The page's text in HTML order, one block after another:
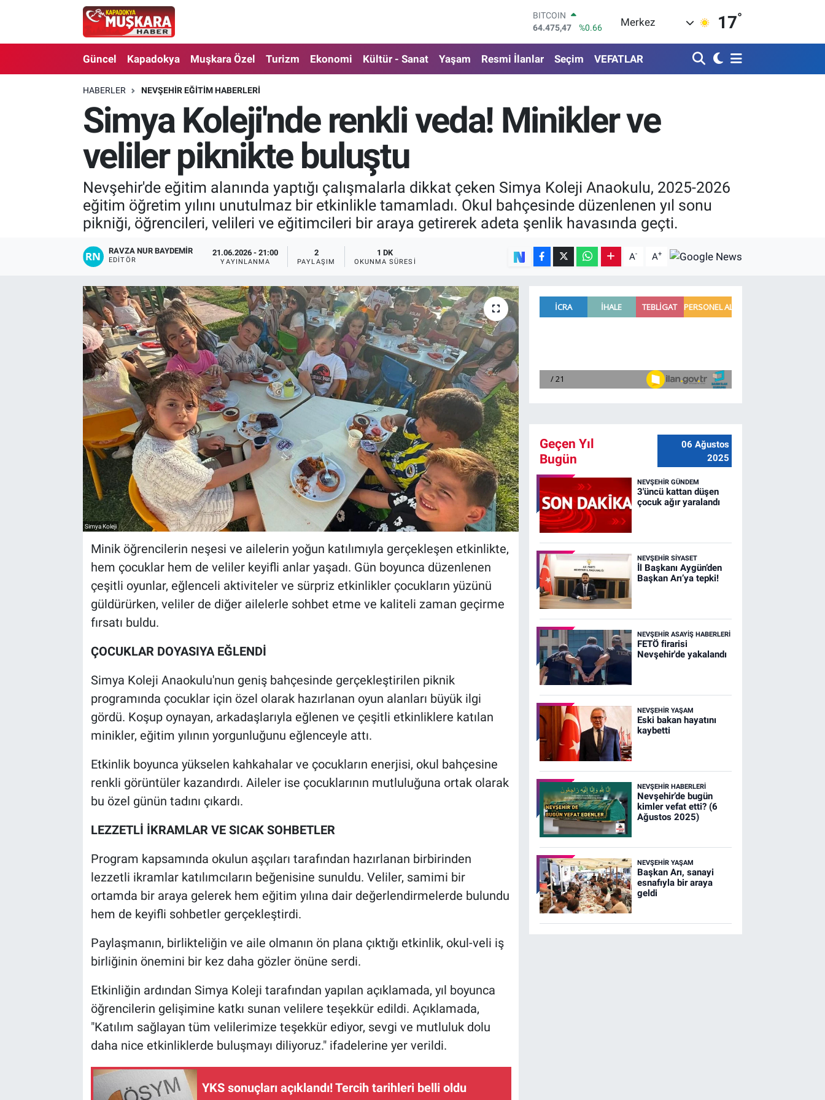
DOLAR
47,5971
%0.05
55,1336
%0.18
STERLİN
64,2534
%0.22
BİST100
%0
Merkez 17°
Güncel Kapadokya Muşkara Özel Turizm Ekonomi Kültür - Sanat Yaşam Resmi İlanlar Seçim VEFATLAR
HABERLER NEVŞEHIR EĞITIM HABERLERI
Simya Koleji'nde renkli veda! Minikler ve
veliler piknikte buluştu
Nevşehir'de eğitim alanında yaptığı çalışmalarla dikkat çeken Simya Koleji Anaokulu, 2025-2026
eğitim öğretim yılını unutulmaz bir etkinlikle tamamladı. Okul bahçesinde düzenlenen yıl sonu
pikniği, öğrencileri, velileri ve eğitimcileri bir araya getirerek adeta şenlik havasında geçti.
RAVZA NUR BAYDEMIR
EDITÖR
21.06.2026 - 21:00
YAYINLANMA
2
PAYLAŞIM
1 DK
OKUNMA SÜRESI A- A+
Simya Koleji
Minik öğrencilerin neşesi ve ailelerin yoğun katılımıyla gerçekleşen etkinlikte,
hem çocuklar hem de veliler keyifli anlar yaşadı. Gün boyunca düzenlenen
çeşitli oyunlar, eğlenceli aktiviteler ve sürpriz etkinlikler çocukların yüzünü
güldürürken, veliler de diğer ailelerle sohbet etme ve kaliteli zaman geçirme
fırsatı buldu.
ÇOCUKLAR DOYASIYA EĞLENDİ
Simya Koleji Anaokulu'nun geniş bahçesinde gerçekleştirilen piknik
programında çocuklar için özel olarak hazırlanan oyun alanları büyük ilgi
gördü. Koşup oynayan, arkadaşlarıyla eğlenen ve çeşitli etkinliklere katılan
minikler, eğitim yılının yorgunluğunu eğlenceyle attı.
Etkinlik boyunca yükselen kahkahalar ve çocukların enerjisi, okul bahçesine
renkli görüntüler kazandırdı. Aileler ise çocuklarının mutluluğuna ortak olarak
bu özel günün tadını çıkardı.
LEZZETLİ İKRAMLAR VE SICAK SOHBETLER
Program kapsamında okulun aşçıları tarafından hazırlanan birbirinden
lezzetli ikramlar katılımcıların beğenisine sunuldu. Veliler, samimi bir
ortamda bir araya gelerek hem eğitim yılına dair değerlendirmelerde bulundu
hem de keyifli sohbetler gerçekleştirdi.
Paylaşmanın, birlikteliğin ve aile olmanın ön plana çıktığı etkinlik, okul-veli iş
birliğinin önemini bir kez daha gözler önüne serdi.
Etkinliğin ardından Simya Koleji tarafından yapılan açıklamada, yıl boyunca
öğrencilerin gelişimine katkı sunan velilere teşekkür edildi. Açıklamada,
"Katılım sağlayan tüm velilerimize teşekkür ediyor, sevgi ve mutluluk dolu
daha nice etkinliklerde buluşmayı diliyoruz." ifadelerine yer verildi.
YKS sonuçları açıklandı! Tercih tarihleri belli oldu
Geçen Yıl
Bugün
06 Ağustos
2025
NEVŞEHIR GÜNDEM
3'üncü kattan düşen
çocuk ağır yaralandı
NEVŞEHIR SIYASET
İl Başkanı Aygün’den
Başkan Arı’ya tepki!
NEVŞEHIR ASAYIŞ HABERLERI
FETÖ firarisi
Nevşehir'de yakalandı
NEVŞEHIR YAŞAM
Eski bakan hayatını
kaybetti
NEVŞEHIR HABERLERI
Nevşehir’de bugün
kimler vefat etti? (6
Ağustos 2025)
NEVŞEHIR YAŞAM
Başkan Arı, sanayi
esnafıyla bir araya
geldi
CANLI SEÇİM SONUÇLARI
Güncel
Kapadokya
Kültür - Sanat
VEFATLAR
Nevşehir Nöbetçi Eczaneler
Nevşehir Hava Durumu
Nevşehir Trafik Yoğunluk Haritası
Süper Lig Puan Durumu ve Fikstür
Tüm Manşetler
Son Dakika Haberleri
Haber Arşivi